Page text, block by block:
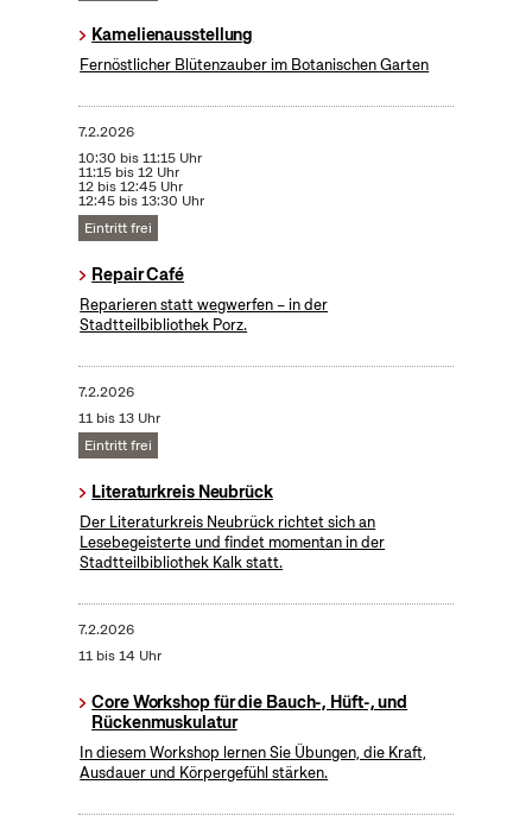
Kamelienausstellung
Fernöstlicher Blütenzauber im Botanischen Garten
7.2.2026
10:30 bis 11:15 Uhr
11:15 bis 12 Uhr
12 bis 12:45 Uhr
12:45 bis 13:30 Uhr
Eintritt frei
Repair Café
Reparieren statt wegwerfen – in der
Stadtteilbibliothek Porz.
7.2.2026
11 bis 13 Uhr
Eintritt frei
Literaturkreis Neubrück
Der Literaturkreis Neubrück richtet sich an
Lesebegeisterte und findet momentan in der
Stadtteilbibliothek Kalk statt.
7.2.2026
11 bis 14 Uhr
Core Workshop für die Bauch-, Hüft-, und
Rückenmuskulatur
In diesem Workshop lernen Sie Übungen, die Kraft,
Ausdauer und Körpergefühl stärken.